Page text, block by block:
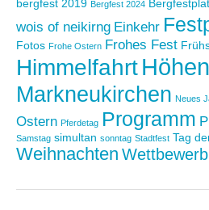
bergfest 2019 Bergfest 2024
wois of neikirng Einkehr
Fotos Frohe Ostern Frohes Fest
Himmelfahrt
Markneukirchen Neues
Ostern Pferdetag Programm
Samstag simultan sonntag Stadtfest Tag
Weihnachten Wettbewerb